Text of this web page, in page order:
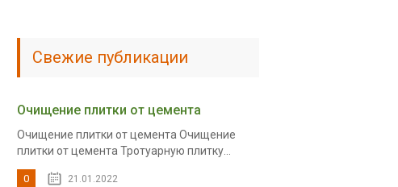
Свежие публикации
Очищение плитки от цемента
Очищение плитки от цемента Очищение
плитки от цемента Тротуарную плитку...
0 21.01.2022